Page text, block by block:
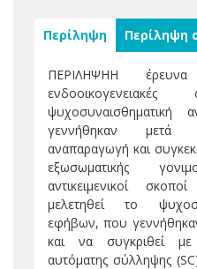
Περίληψη Περίληψη
ΠΕΡΙΛΗΨΗH
ψυχοσυναισθηματική
γεννήθηκαν μετά
αναπαραγωγή και
εξωσωματικής
αντικειμενικοί
μελετηθεί το
εφήβων, που
και να συγκριθεί με
αυτόματης σύλληψης